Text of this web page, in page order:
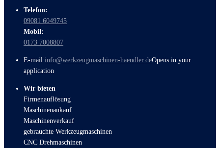
Telefon:
09081 6049745
Mobil:
0173 7008807
E-mail:info@werkzeugmaschinen-haendler.deOpens in your
application
Wir bieten
Firmenauflösung
Maschinenankauf
Maschinenverkauf
gebrauchte Werkzeugmaschinen
CNC Drehmaschinen